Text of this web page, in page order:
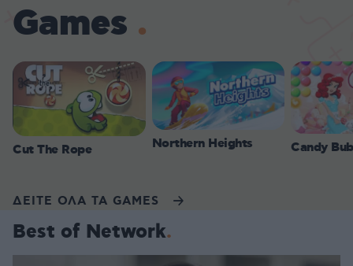
Games
Cut The Rope Northern Heights Candy
ΔΕΙΤΕ ΟΛΑ ΤΑ GAMES
Best of Network